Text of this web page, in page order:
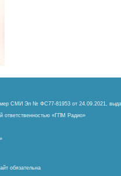
СМИ Эл № ФС77-81953 от 24.09.2021,
ответственностью «ГПМ Радио»
обязательна